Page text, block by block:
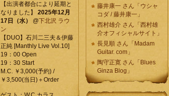
【出演者都合により延期と
なりました】 2025年12月
17日（水）
@下北沢 ラウ
ン
【DUO】石川二三夫＆伊藤
正純 [Manthly Live Vol.10]
19：00 Open
19：30 Start
M.C. ￥3,000(予約) /
￥3,500(当日)＋Order
藤井康一 さん「ウシャ
コダ / 藤井康一」
西村雄介 さん「西村雄
介オフィシャルサイト」
長見順 さん「Madam
Guitar. com」
陶守正寛 さん「Blues
Ginza Blog」